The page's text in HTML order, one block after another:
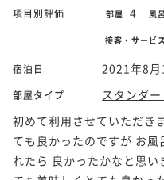
項目別評価 部屋 4 風呂
接客・サービス
宿泊日 2021年8月
部屋タイプ
スタンダー
初めて利用させていただき
ても良かったのですが お
れたら 良かったかなと思